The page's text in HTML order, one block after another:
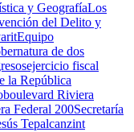
y GeografíaLos
del Delito y
Equipo
de dos
ejercicio fiscal
la República
boulevard Riviera
Federal 200Secretaría
Tepalcanzint